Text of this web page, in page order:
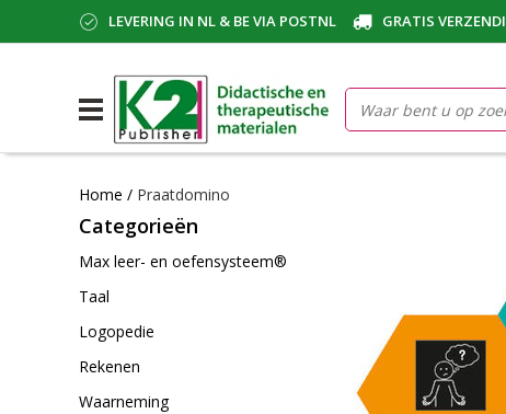
LEVERING IN NL & BE VIA POSTNL GRATIS
Home / Praatdomino
Categorieën
Max leer- en oefensysteem®
Taal
Logopedie
Rekenen
Waarneming